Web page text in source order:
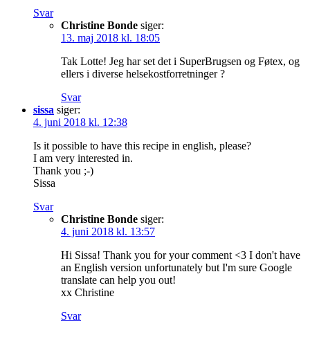
Svar
Christine Bonde siger:
13. maj 2018 kl. 18:05
Tak Lotte! Jeg har set det i SuperBrugsen og Føtex, og
ellers i diverse helsekostforretninger ?
Svar
sissa siger:
4. juni 2018 kl. 12:38
Is it possible to have this recipe in english, please?
I am very interested in.
Thank you ;-)
Sissa
Svar
Christine Bonde siger:
4. juni 2018 kl. 13:57
Hi Sissa! Thank you for your comment <3 I don't have
an English version unfortunately but I'm sure Google
translate can help you out!
xx Christine
Svar